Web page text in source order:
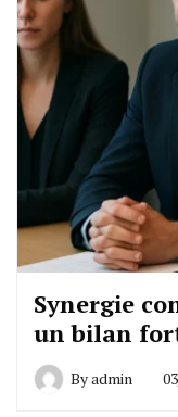
Synergie
un bilan
Byadmin